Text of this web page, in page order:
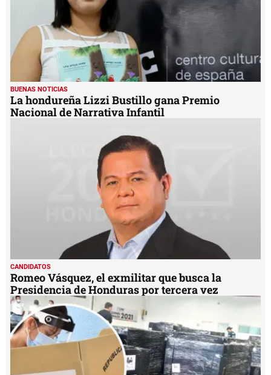
BUENAS NOTICIAS
La hondureña Lizzi Bustillo gana Premio
Nacional de Narrativa Infantil
CANDIDATOS
Romeo Vásquez, el exmilitar que busca la
Presidencia de Honduras por tercera vez